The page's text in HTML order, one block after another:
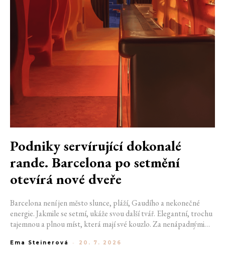
Podniky servírující dokonalé
rande. Barcelona po setmění
otevírá nové dveře
Barcelona není jen město slunce, pláží, Gaudího a nekonečné
energie. Jakmile se setmí, ukáže svou další tvář. Elegantní, trochu
tajemnou a plnou míst, která mají své kouzlo. Za nenápadnými
správná hudba. Pokud hledáte místo na rande, na které budete
Ema Steinerová - 20. 7. 2026